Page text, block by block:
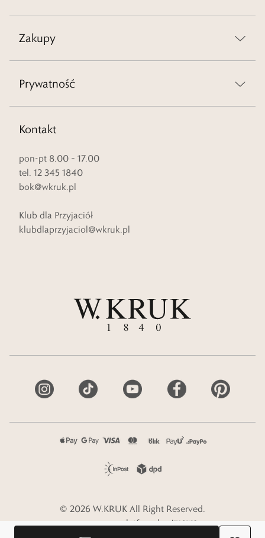
Zakupy
Prywatność
Kontakt
pon-pt 8.00 – 17.00
tel. 12 345 1840
bok@wkruk.pl
Klub dla Przyjaciół
klubdlaprzyjaciol@wkruk.pl
© 2026 W.KRUK All Right Reserved.
e-commerce platform by